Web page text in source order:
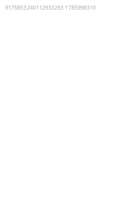
9175853240112933293:1785998310